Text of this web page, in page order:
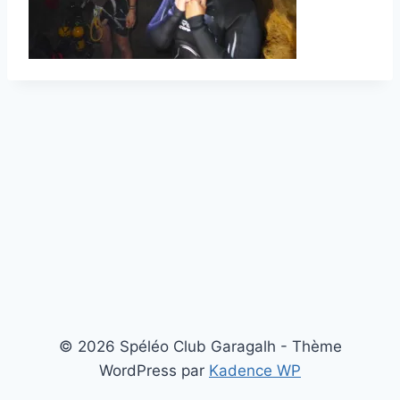
© 2026 Spéléo Club Garagalh - Thème
WordPress par Kadence WP